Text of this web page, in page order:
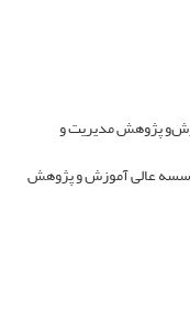
پژوهش مدیریت و
عالی آموزش و پژوهش